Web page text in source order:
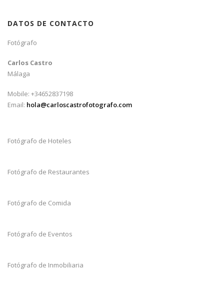
DATOS DE CONTACTO
Fotógrafo
Carlos Castro
Málaga
Mobile: +34652837198
Email: hola@carloscastrofotografo.com
Fotógrafo de Hoteles
Fotógrafo de Restaurantes
Fotógrafo de Comida
Fotógrafo de Eventos
Fotógrafo de Inmobiliaria